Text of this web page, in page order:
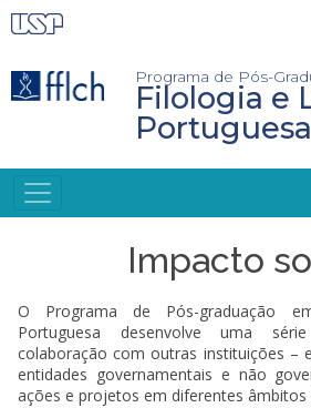
Pular
para
conteúdo
principal
Programa de Pós-
Filologia e
Portuguesa
NAVEGAÇÃO
PRINCIPAL
Impacto
O Programa de Pós-graduação
Portuguesa desenvolve uma
colaboração com outras instituições –
entidades governamentais e não
ações e projetos em diferentes âmbitos